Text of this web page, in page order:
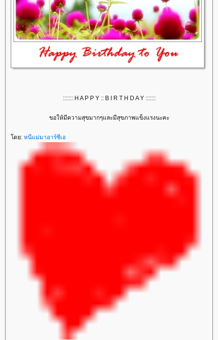
::::::: H A P P Y :: B I R T H D A Y :::::::
ขอให้มีความสุขมากๆและมีสุขภาพแข็งแรงนะคะ
ดย: หนีแม่มาอาร์ซีเอ